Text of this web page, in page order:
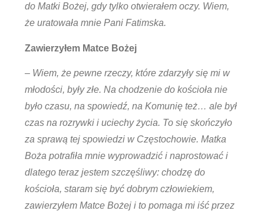
do Matki Bożej, gdy tylko otwierałem oczy. Wiem,
że uratowała mnie Pani Fatimska.
Zawierzyłem Matce Bożej
– Wiem, że pewne rzeczy, które zdarzyły się mi w
młodości, były złe. Na chodzenie do kościoła nie
było czasu, na spowiedź, na Komunię też… ale był
czas na rozrywki i uciechy życia. To się skończyło
za sprawą tej spowiedzi w Częstochowie. Matka
Boża potrafiła mnie wyprowadzić i naprostować i
dlatego teraz jestem szczęśliwy: chodzę do
kościoła, staram się być dobrym człowiekiem,
zawierzyłem Matce Bożej i to pomaga mi iść przez